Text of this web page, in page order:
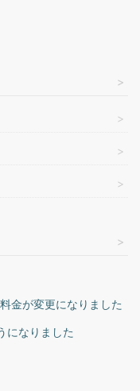
金が変更になりました
になりました